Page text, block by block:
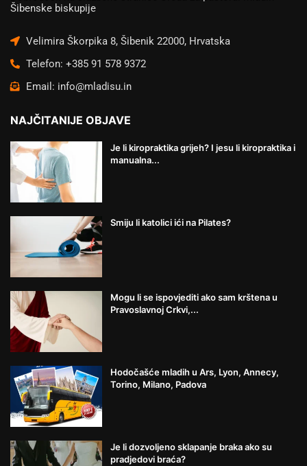
Šibenske biskupije
Velimira Škorpika 8, Šibenik 22000, Hrvatska
Telefon: +385 91 578 9372
Email: info@mladisu.in
NAJČITANIJE OBJAVE
Je li kiropraktika grijeh? I jesu li kiropraktika i
manualna...
Smiju li katolici ići na Pilates?
Mogu li se ispovjediti ako sam krštena u
Pravoslavnoj Crkvi,...
Hodočašće mladih u Ars, Lyon, Annecy,
Torino, Milano, Padova
Je li dozvoljeno sklapanje braka ako su
pradjedovi braća?